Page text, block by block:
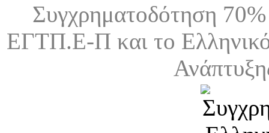
Συγχρηματοδότηση
ΕΓΤΠ.Ε-Π και το